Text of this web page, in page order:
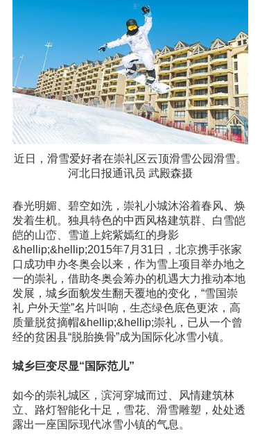
近日，滑雪爱好者在崇礼区云顶滑雪公园滑雪。
河北日报通讯员 武殿森摄
春光明媚、碧空如洗，崇礼小城沐浴着春风、焕
发着生机。独具特色的中西风格建筑群、白雪皑
皑的山峦、雪道上姹紫嫣红的身影
&hellip;&hellip;2015年7月31日，北京携手张家
口成功申办冬奥会以来，作为雪上项目举办地之
一的崇礼，借助冬奥会筹办的机遇大力推动本地
发展，城乡面貌发生翻天覆地的变化，“雪国崇
礼 户外天堂”名片叫响，生态绿色底色更浓，高
质量脱贫摘帽&hellip;&hellip;崇礼，已从一个曾
经的贫困县“脱胎换骨”成为国际化冰雪小镇。
城乡巨变尽显“国际范儿”
如今的崇礼城区，滨河穿城而过、风情建筑林
立、路灯智能化十足，雪花、滑雪雕塑，处处透
露出一座国际现代冰雪小镇的气息。